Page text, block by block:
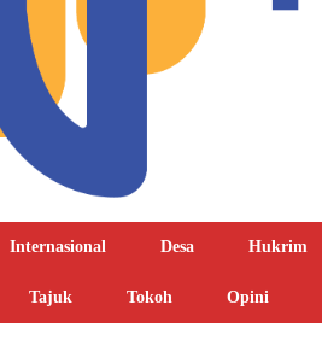
Internasional Desa Hukrim
Tajuk Tokoh Opini